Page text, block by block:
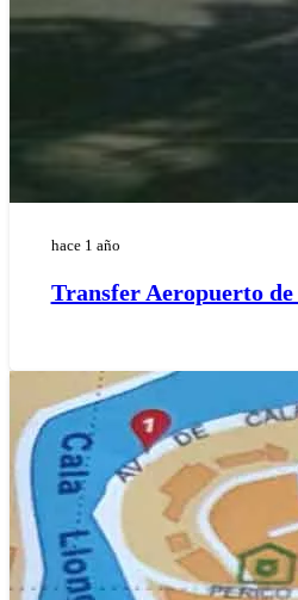
hace 1 año
Transfer Aeropuerto